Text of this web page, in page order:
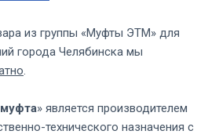
из группы «Муфты ЭТМ» для
города Челябинска мы
.
» является производителем
технического назначения с